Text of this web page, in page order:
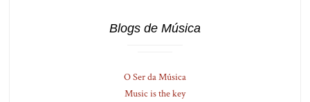
Blogs de Música
O Ser da Música
Music is the key